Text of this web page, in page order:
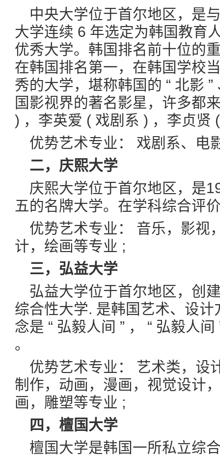
中央大学位于首尔地区，是
大学连续 6 年选定为韩国教育
优秀大学。韩国排名前十位的
在韩国排名第一，在韩国学校
秀的大学，堪称韩国的 “ 北影 ”
国影视界的著名影星，许多都
) ，李英爱 ( 戏剧系 ) ，李贞贤
优势艺术专业： 戏剧系、电
二，庆熙大学
庆熙大学位于首尔地区，是
五的名牌大学。在学科综合评
优势艺术专业： 音乐，影视
计，绘画等专业 ;
三，弘益大学
弘益大学位于首尔地区，创
综合性大学. 是韩国艺术、设
念是 “ 弘毅人间 ” ， “ 弘毅人
。
优势艺术专业： 艺术类，设
制作，动画，漫画，视觉设计
画，雕塑等专业 ;
四，檀国大学
檀国大学是韩国一所私立综